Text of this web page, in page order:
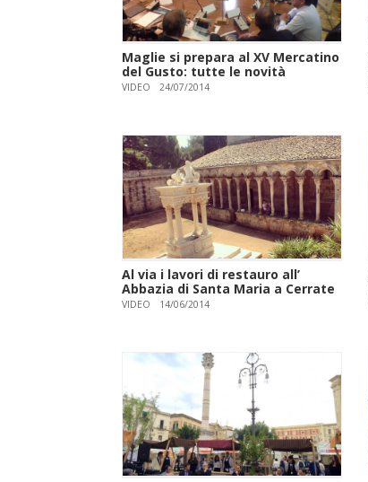
Maglie si prepara al XV Mercatino
del Gusto: tutte le novità
VIDEO 24/07/2014
Al via i lavori di restauro all’
Abbazia di Santa Maria a Cerrate
VIDEO 14/06/2014